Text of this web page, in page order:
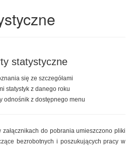
statystyczne
się ze szczegółami
statystyk z danego roku
odnośnik z dostępnego menu
do pobrania umieszczono pliki
bezrobotnych i poszukujących pracy w